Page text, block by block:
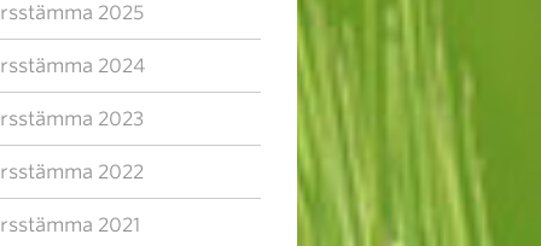
2025
2024
2023
2022
2021